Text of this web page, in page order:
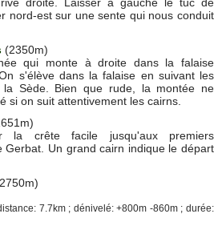
nord-est sur une sente qui nous conduit
(2350m)
qui monte à droite dans la falaise
s'élève dans la falaise en suivant les
Sède. Bien que rude, la montée ne
si on suit attentivement les cairns.
la crête facile jusqu'aux premiers
Gerbat. Un grand cairn indique le départ
7.7km ; dénivelé: +800m -860m ; durée: